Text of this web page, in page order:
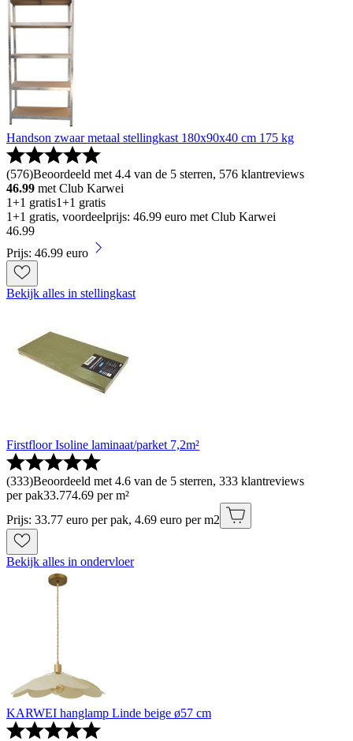
Handson zwaar metaal stellingkast 180x90x40 cm 175 kg
(576)Beoordeeld met 4.4 van de 5 sterren, 576 klantreviews
46.99 met Club Karwei
1+1 gratis1+1 gratis
1+1 gratis, voordeelprijs: 46.99 euro met Club Karwei
46.99
Prijs: 46.99 euro
Bekijk alles in stellingkast
Firstfloor Isoline laminaat/parket 7,2m²
(333)Beoordeeld met 4.6 van de 5 sterren, 333 klantreviews
per pak33.774.69 per m²
Prijs: 33.77 euro per pak, 4.69 euro per m2
Bekijk alles in ondervloer
KARWEI hanglamp Linde beige ø57 cm